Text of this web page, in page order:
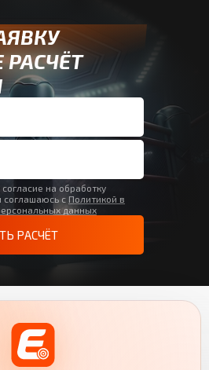
РАСЧЁТ
на обработку
соглашаюсь с Политикой в
данных
РАСЧЁТ